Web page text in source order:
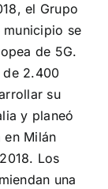
el Grupo
municipio se
de 5G.
de 2.400
su
y planeó
Milán
Los
una